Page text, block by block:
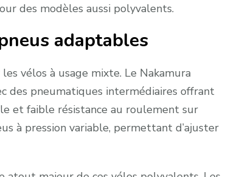
des modèles aussi polyvalents.
adaptables
vélos à usage mixte. Le Nakamura
des pneumatiques intermédiaires offrant
et faible résistance au roulement sur
à pression variable, permettant d’ajuster